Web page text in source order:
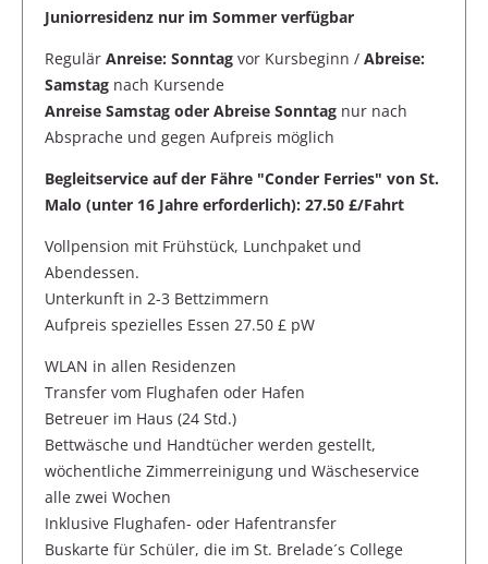
Juniorresidenz nur im Sommer verfügbar
Regulär Anreise: Sonntag vor Kursbeginn / Abreise:
Samstag nach Kursende
Anreise Samstag oder Abreise Sonntag nur nach
Absprache und gegen Aufpreis möglich
Begleitservice auf der Fähre "Conder Ferries" von St.
Malo (unter 16 Jahre erforderlich): 27.50 £/Fahrt
Vollpension mit Frühstück, Lunchpaket und
Abendessen.
Unterkunft in 2-3 Bettzimmern
Aufpreis spezielles Essen 27.50 £ pW
WLAN in allen Residenzen
Transfer vom Flughafen oder Hafen
Betreuer im Haus (24 Std.)
Bettwäsche und Handtücher werden gestellt,
wöchentliche Zimmerreinigung und Wäscheservice
alle zwei Wochen
Inklusive Flughafen- oder Hafentransfer
Buskarte für Schüler, die im St. Brelade´s College